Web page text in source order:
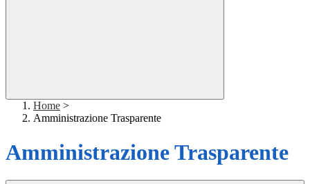
Home >
Amministrazione Trasparente
Amministrazione Trasparente